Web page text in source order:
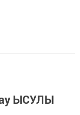
ЫСУЛЫ